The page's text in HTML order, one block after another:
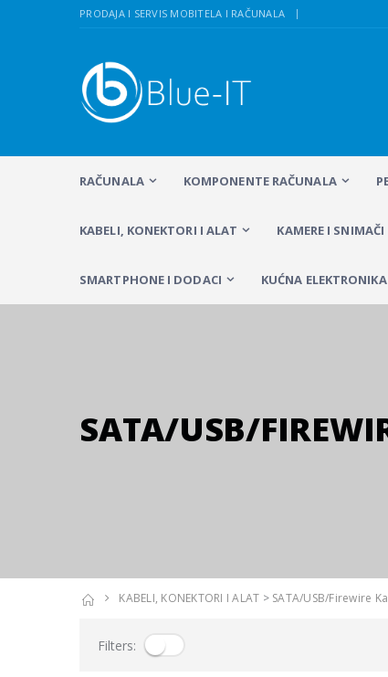
PRODAJA I SERVIS MOBITELA I RAČUNALA
RAČUNALA KOMPONENTE RAČUNALA
KABELI, KONEKTORI I ALAT KAMERE I SNIMAČI
SMARTPHONE I DODACI KUĆNA ELEKTRONIKA
SATA/USB/
KABELI, KONEKTORI I ALAT > SATA/USB/Firewire
Filters: